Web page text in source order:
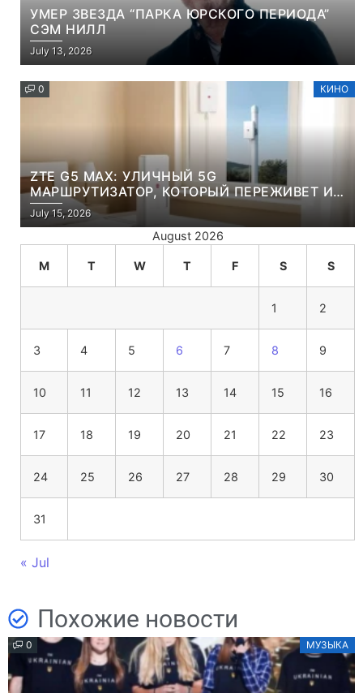
УМЕР ЗВЕЗДА “ПАРКА ЮРСКОГО ПЕРИОДА”
СЭМ НИЛЛ
July 13, 2026
0 КИНО
ZTE G5 MAX: УЛИЧНЫЙ 5G
МАРШРУТИЗАТОР, КОТОРЫЙ ПЕРЕЖИВЕТ И
ЛЮТУЮ ЗИМУ, И ЖАРКОЕ ЛЕТО
July 15, 2026
August 2026
M T W T F S S
1 2
3 4 5 6 7 8 9
10 11 12 13 14 15 16
17 18 19 20 21 22 23
24 25 26 27 28 29 30
31
« Jul
Похожие новости
0 МУЗЫКА